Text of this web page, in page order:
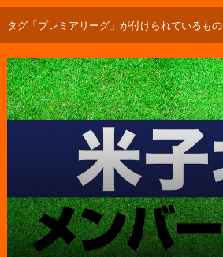
タグ「プレミアリーグ」が付けられているもの